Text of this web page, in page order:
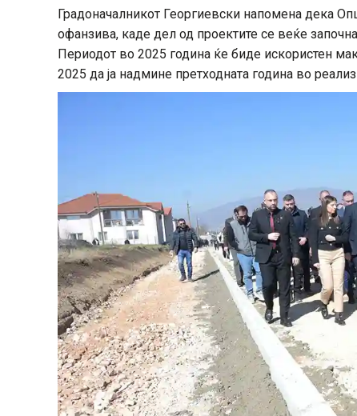
Градоначалникот Георгиевски напомена дека
офанзива, каде дел од проектите се веќе
Периодот во 2025 година ќе биде искористен
2025 да ја надмине претходната година во